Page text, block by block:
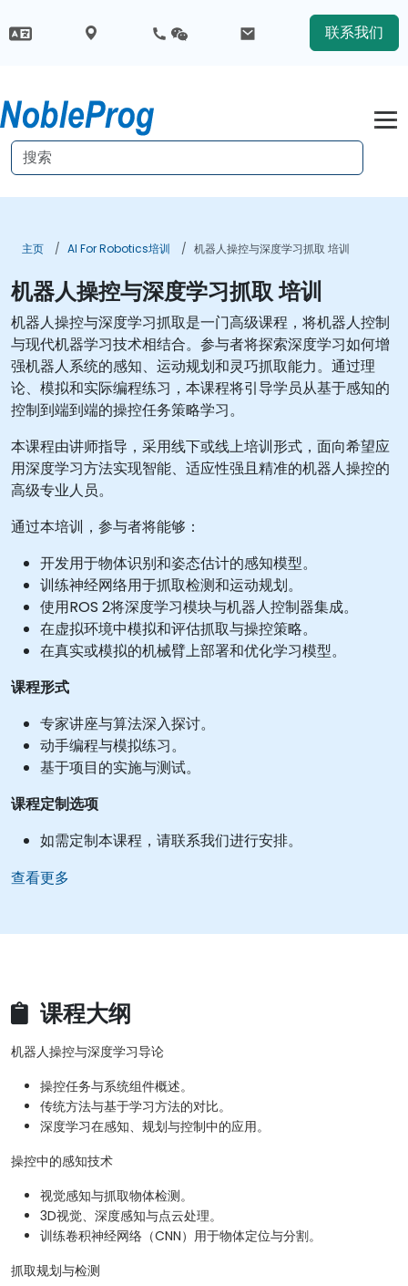
联系我们
主页 AI For Robotics培训 机器人操控与深度学习抓取 培训
机器人操控与深度学习抓取 培训
机器人操控与深度学习抓取是一门高级课程，将机器人控制
与现代机器学习技术相结合。参与者将探索深度学习如何增
强机器人系统的感知、运动规划和灵巧抓取能力。通过理
论、模拟和实际编程练习，本课程将引导学员从基于感知的
控制到端到端的操控任务策略学习。
本课程由讲师指导，采用线下或线上培训形式，面向希望应
用深度学习方法实现智能、适应性强且精准的机器人操控的
高级专业人员。
通过本培训，参与者将能够：
开发用于物体识别和姿态估计的感知模型。
训练神经网络用于抓取检测和运动规划。
使用ROS 2将深度学习模块与机器人控制器集成。
在虚拟环境中模拟和评估抓取与操控策略。
在真实或模拟的机械臂上部署和优化学习模型。
课程形式
专家讲座与算法深入探讨。
动手编程与模拟练习。
基于项目的实施与测试。
课程定制选项
如需定制本课程，请联系我们进行安排。
查看更多
课程大纲
机器人操控与深度学习导论
操控任务与系统组件概述。
传统方法与基于学习方法的对比。
深度学习在感知、规划与控制中的应用。
操控中的感知技术
视觉感知与抓取物体检测。
3D视觉、深度感知与点云处理。
训练卷积神经网络（CNN）用于物体定位与分割。
抓取规划与检测